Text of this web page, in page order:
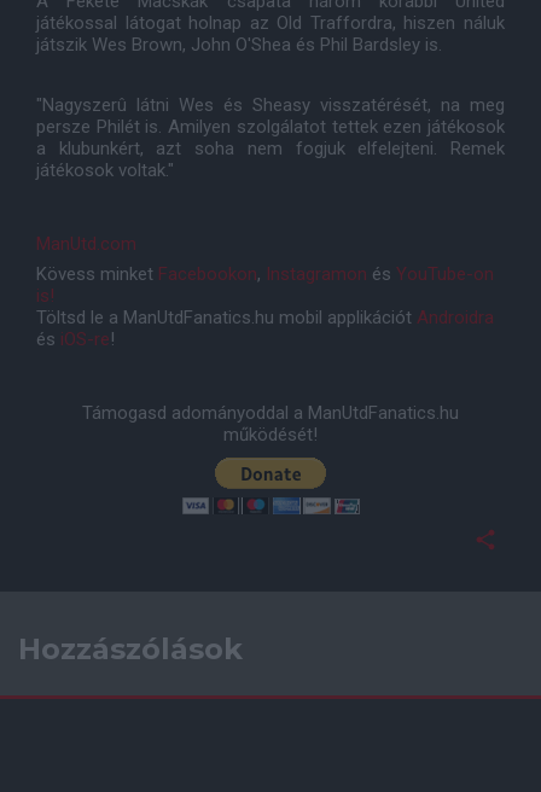
játékossal látogat holnap az Old Traffordra, hiszen náluk
játszik Wes Brown, John O'Shea és Phil Bardsley is.
"Nagyszerû látni Wes és Sheasy visszatérését, na meg
persze Philét is. Amilyen szolgálatot tettek ezen játékosok
a klubunkért, azt soha nem fogjuk elfelejteni. Remek
játékosok voltak."
ManUtd.com
Kövess minket Facebookon, Instagramon és YouTube-on
is!
Töltsd le a ManUtdFanatics.hu mobil applikációt Androidra
és iOS-re!
Támogasd adományoddal a ManUtdFanatics.hu
működését!
Hozzászólások